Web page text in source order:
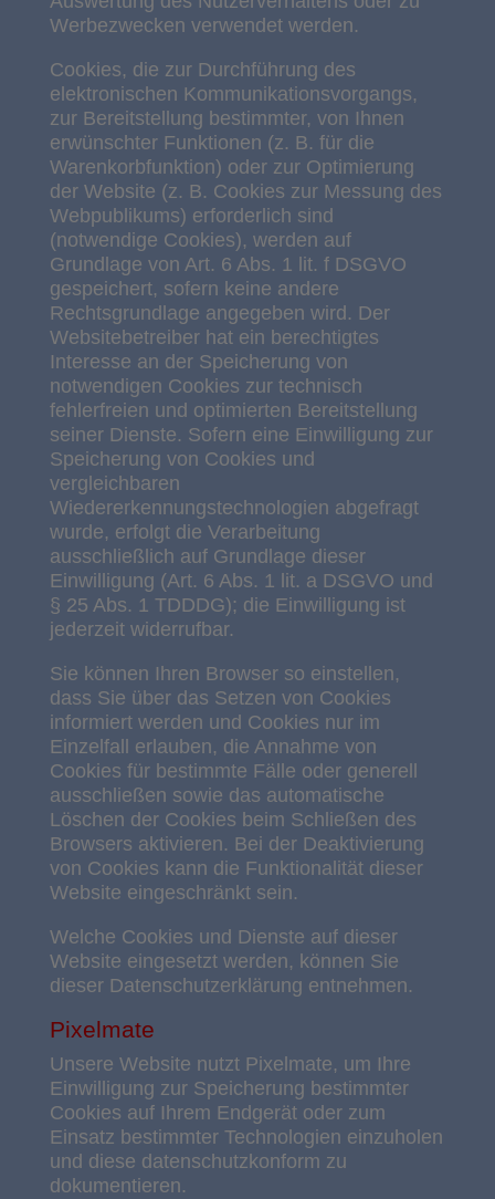
Werbezwecken verwendet werden.
Cookies, die zur Durchführung des
elektronischen Kommunikationsvorgangs,
zur Bereitstellung bestimmter, von Ihnen
erwünschter Funktionen (z. B. für die
Warenkorbfunktion) oder zur Optimierung
der Website (z. B. Cookies zur Messung des
Webpublikums) erforderlich sind
(notwendige Cookies), werden auf
Grundlage von Art. 6 Abs. 1 lit. f DSGVO
gespeichert, sofern keine andere
Rechtsgrundlage angegeben wird. Der
Websitebetreiber hat ein berechtigtes
Interesse an der Speicherung von
notwendigen Cookies zur technisch
fehlerfreien und optimierten Bereitstellung
seiner Dienste. Sofern eine Einwilligung zur
Speicherung von Cookies und
vergleichbaren
Wiedererkennungstechnologien abgefragt
wurde, erfolgt die Verarbeitung
ausschließlich auf Grundlage dieser
Einwilligung (Art. 6 Abs. 1 lit. a DSGVO und
§ 25 Abs. 1 TDDDG); die Einwilligung ist
jederzeit widerrufbar.
Sie können Ihren Browser so einstellen,
dass Sie über das Setzen von Cookies
informiert werden und Cookies nur im
Einzelfall erlauben, die Annahme von
Cookies für bestimmte Fälle oder generell
ausschließen sowie das automatische
Löschen der Cookies beim Schließen des
Browsers aktivieren. Bei der Deaktivierung
von Cookies kann die Funktionalität dieser
Website eingeschränkt sein.
Welche Cookies und Dienste auf dieser
Website eingesetzt werden, können Sie
dieser Datenschutzerklärung entnehmen.
Pixelmate
Unsere Website nutzt Pixelmate, um Ihre
Einwilligung zur Speicherung bestimmter
Cookies auf Ihrem Endgerät oder zum
Einsatz bestimmter Technologien einzuholen
und diese datenschutzkonform zu
dokumentieren.